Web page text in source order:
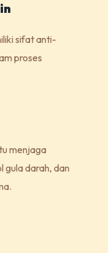
sifat anti-
proses
menjaga
gula darah, dan